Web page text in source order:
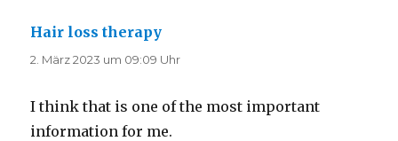
Hair loss therapy
2. März 2023 um 09:09 Uhr
I think that is one of the most important
information for me.